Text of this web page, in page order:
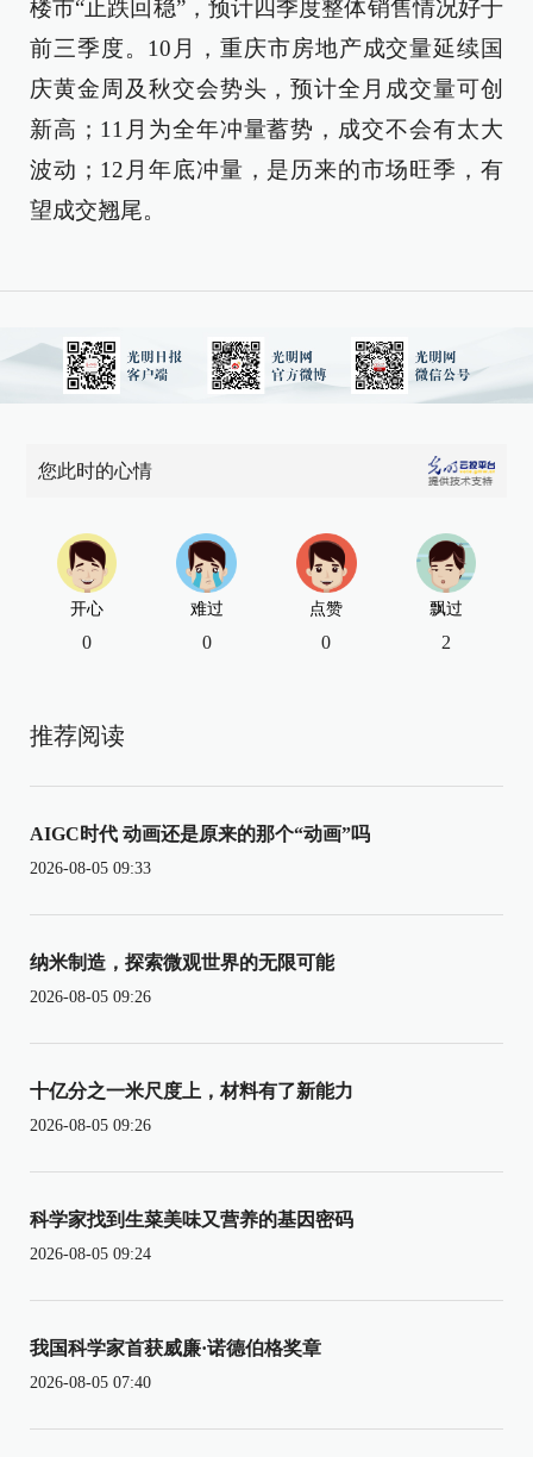
楼市“止跌回稳”，预计四季度整体销售情况好于
前三季度。10月，重庆市房地产成交量延续国
庆黄金周及秋交会势头，预计全月成交量可创
新高；11月为全年冲量蓄势，成交不会有太大
波动；12月年底冲量，是历来的市场旺季，有
望成交翘尾。
您此时的心情
开心
0
难过
0
点赞
0
飘过
2
推荐阅读
AIGC时代 动画还是原来的那个“动画”吗
2026-08-05 09:33
纳米制造，探索微观世界的无限可能
2026-08-05 09:26
十亿分之一米尺度上，材料有了新能力
2026-08-05 09:26
科学家找到生菜美味又营养的基因密码
2026-08-05 09:24
我国科学家首获威廉·诺德伯格奖章
2026-08-05 07:40